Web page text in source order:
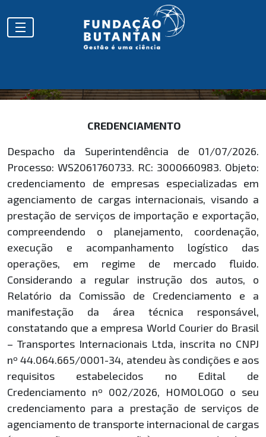
HOMOLOGAÇÕES
CREDENCIAMENTO
Despacho da Superintendência de 01/07/2026.
Processo: WS2061760733. RC: 3000660983. Objeto:
credenciamento de empresas especializadas em
agenciamento de cargas internacionais, visando a
prestação de serviços de importação e exportação,
compreendendo o planejamento, coordenação,
execução e acompanhamento logístico das
operações, em regime de mercado fluido.
Considerando a regular instrução dos autos, o
Relatório da Comissão de Credenciamento e a
manifestação da área técnica responsável,
constatando que a empresa World Courier do Brasil
– Transportes Internacionais Ltda, inscrita no CNPJ
nº 44.064.665/0001-34, atendeu às condições e aos
requisitos estabelecidos no Edital de
Credenciamento nº 002/2026, HOMOLOGO o seu
credenciamento para a prestação de serviços de
agenciamento de transporte internacional de cargas